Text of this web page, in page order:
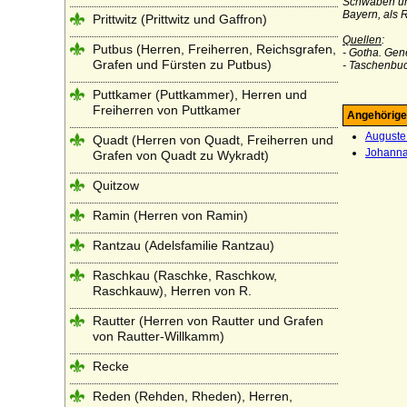
Bayern, als
Quellen:
- Gotha.
-
Prittwitz (Prittwitz und Gaffron)
Putbus (Herren, Freiherren, Reichsgrafen,
Grafen und Fürsten zu Putbus)
Puttkamer (Puttkammer), Herren und
Freiherren von Puttkamer
Quadt (Herren von Quadt, Freiherren und
Grafen von Quadt zu Wykradt)
Quitzow
Ramin (Herren von Ramin)
Rantzau (Adelsfamilie Rantzau)
Raschkau (Raschke, Raschkow,
Raschkauw), Herren von R.
Rautter (Herren von Rautter und Grafen
von Rautter-Willkamm)
Recke
Reden (Rehden, Rheden), Herren,